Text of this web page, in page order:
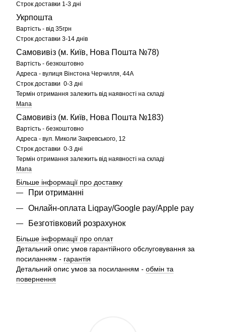
Строк доставки 1-3 дні
Укрпошта
Вартість - від 35грн
Строк доставки 3-14 днів
Самовивіз (м. Київ, Нова Пошта №78)
Вартість - безкоштовно
Адреса - вулиця Вінстона Черчилля, 44А
Строк доставки 0-3 дні
Термін отримання залежить від наявності на складі
Мапа
Самовивіз (м. Київ, Нова Пошта №183)
Вартість - безкоштовно
Адреса - вул. Миколи Закревського, 12
Строк доставки 0-3 дні
Термін отримання залежить від наявності на складі
Мапа
Більше інформації про доставку
При отриманні
Онлайн-оплата Liqpay/Google pay/Apple pay
Безготівковий розрахунок
Більше інформації про оплат
Детальний опис умов гарантійного обслуговування за
посиланням - гарантія
Детальний опис умов за посиланням - обмін та
повернення